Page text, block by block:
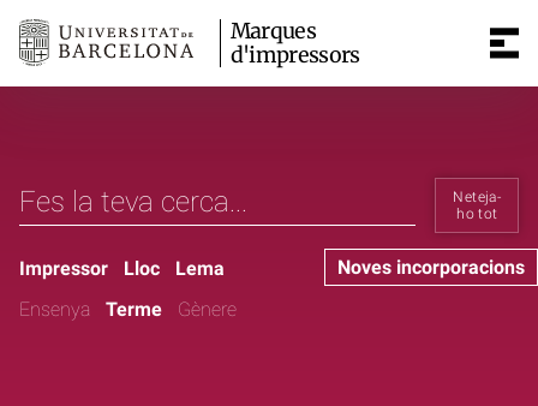
Marques
d'impressors
Neteja-
ho tot
Noves incorporacions
Impressor Lloc
Lema
Ensenya
Terme Gènere